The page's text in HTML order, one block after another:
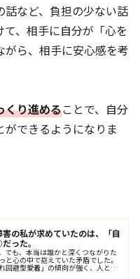
など、負担の少ない話
、相手に自分が「心を
ら、相手に安心感を考
くり進めることで、自分
できるようになりま
の私が求めていたのは、「自
った。
でも、本当は誰かと深くつながりた
と心の中で抱えていた矛盾でした。
回避型愛着」の傾向が強く、人との
きたいのに、近づかれると怖いとい